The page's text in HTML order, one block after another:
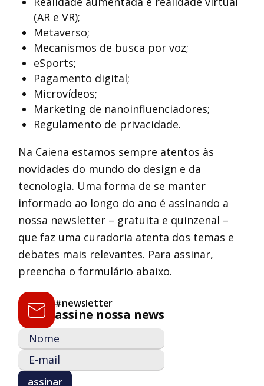
(AR e VR);
Metaverso;
Mecanismos de busca por voz;
eSports;
Pagamento digital;
Microvídeos;
Marketing de nanoinfluenciadores;
Regulamento de privacidade.
Na Caiena estamos sempre atentos às
novidades do mundo do design e da
tecnologia. Uma forma de se manter
informado ao longo do ano é assinando a
nossa newsletter – gratuita e quinzenal –
que faz uma curadoria atenta dos temas e
debates mais relevantes. Para assinar,
preencha o formulário abaixo.
#newsletter
assine nossa news